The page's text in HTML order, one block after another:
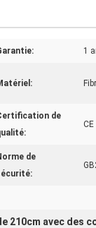
1
de
CE
de
210cm avec des